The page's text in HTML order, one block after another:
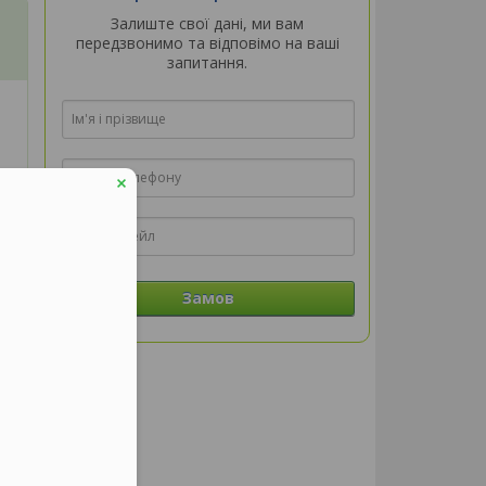
Залиште свої дані, ми вам
передзвонимо та відповімо на ваші
запитання.
Замов